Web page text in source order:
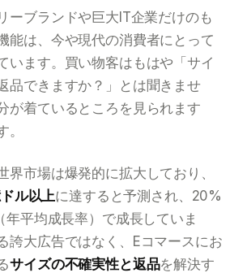
ーブランドや巨大IT企業だけのも
能は、今や現代の消費者にとって
います。買い物客はもはや「サイ
品できますか？」とは聞きませ
が着ているところを見られます
界市場は爆発的に拡大しており、
ル以上に達すると予測され、20%
年平均成長率）で成長していま
誇大広告ではなく、Eコマースにお
サイズの不確実性と返品を解決す